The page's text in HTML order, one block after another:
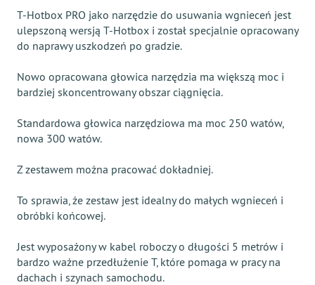
T-Hotbox PRO jako narzędzie do usuwania wgnieceń jest
ulepszoną wersją T-Hotbox i został specjalnie opracowany
do naprawy uszkodzeń po gradzie.
Nowo opracowana głowica narzędzia ma większą moc i
bardziej skoncentrowany obszar ciągnięcia.
Standardowa głowica narzędziowa ma moc 250 watów,
nowa 300 watów.
Z zestawem można pracować dokładniej.
To sprawia, że ​​zestaw jest idealny do małych wgnieceń i
obróbki końcowej.
Jest wyposażony w kabel roboczy o długości 5 metrów i
bardzo ważne przedłużenie T, które pomaga w pracy na
dachach i szynach samochodu.